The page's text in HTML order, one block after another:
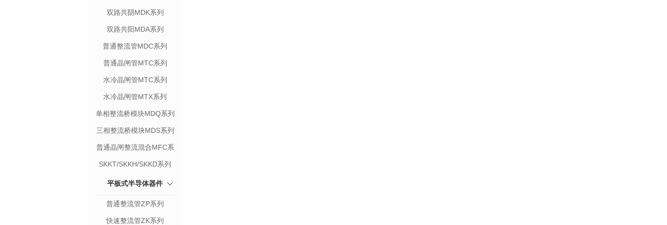
双路共阴MDK系列
双路共阳MDA系列
普通整流管MDC系列
普通晶闸管MTC系列
水冷晶闸管MTC系列
水冷晶闸管MTX系列
单相整流桥模块MDQ系列
三相整流桥模块MDS系列
普通晶闸整流混合MFC系
SKKT/SKKH/SKKD系列
平板式半导体器件
普通整流管ZP系列
快速整流管ZK系列